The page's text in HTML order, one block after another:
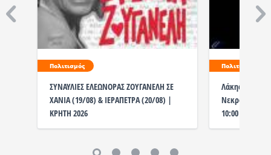
Πολιτισμός
ΣΥΝΑΥΛΙΕΣ ΕΛΕΩΝΟΡΑΣ ΖΟΥΓΑΝΕΛΗ ΣΕ
ΧΑΝΙΑ (19/08) & ΙΕΡΑΠΕΤΡΑ (20/08) |
ΚΡΗΤΗ 2026
Πολιτισμός
Λάκης
Νεκροταφείο
10:00 το